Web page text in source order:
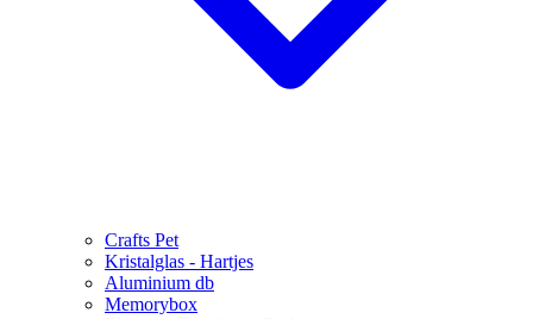
Crafts Pet
Kristalglas - Hartjes
Aluminium db
Memorybox